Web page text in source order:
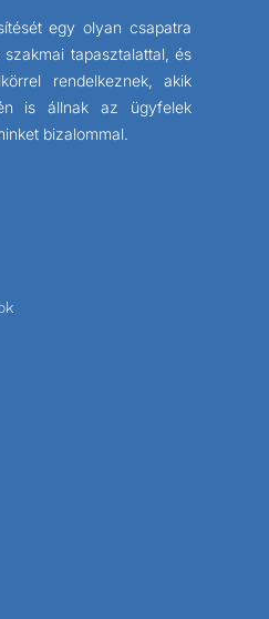
egy olyan csapatra
tapasztalattal, és
rendelkeznek, akik
is állnak az ügyfelek
bizalommal.